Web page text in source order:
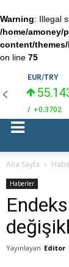
Warning: Illegal
/home/amoney/
content/
on line 75
EUR/TRY
/ +0.3702
Ana Sayfa
Haberler
Yayınlayan Editor